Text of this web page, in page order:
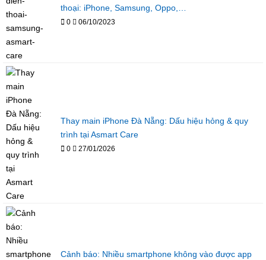
thoại: iPhone, Samsung, Oppo,…
0 06/10/2023
Thay main iPhone Đà Nẵng: Dấu hiệu hỏng & quy
trình tại Asmart Care
0 27/01/2026
Cảnh báo: Nhiều smartphone không vào được app